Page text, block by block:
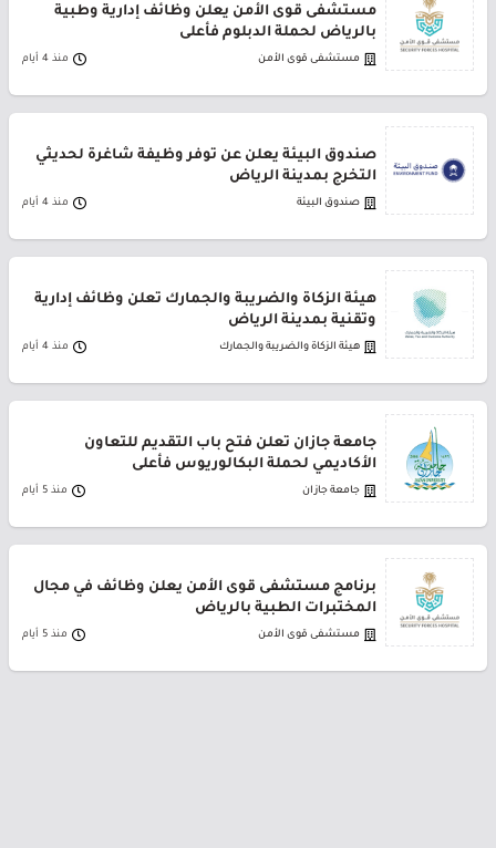
مستشفى قوى الأمن يعلن وظائف إدارية وطبية
بالرياض لحملة الدبلوم فأعلى
مستشفى قوى الأمن منذ 4 أيام
صندوق البيئة يعلن عن توفر وظيفة شاغرة لحديثي
التخرج بمدينة الرياض
صندوق البيئة منذ 4 أيام
هيئة الزكاة والضريبة والجمارك تعلن وظائف إدارية
وتقنية بمدينة الرياض
هيئة الزكاة والضريبة والجمارك منذ 4 أيام
جامعة جازان تعلن فتح باب التقديم للتعاون
الأكاديمي لحملة البكالوريوس فأعلى
جامعة جازان منذ 5 أيام
برنامج مستشفى قوى الأمن يعلن وظائف في مجال
المختبرات الطبية بالرياض
مستشفى قوى الأمن منذ 5 أيام